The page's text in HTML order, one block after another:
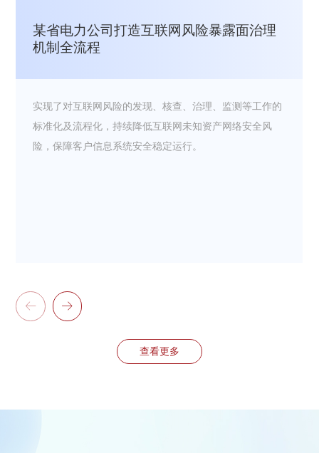
某省电力公司打造互联网风险暴露面治理
机制全流程
实现了对互联网风险的发现、核查、治理、监测等工作的
标准化及流程化，持续降低互联网未知资产网络安全风
险，保障客户信息系统安全稳定运行。
 
查看更多